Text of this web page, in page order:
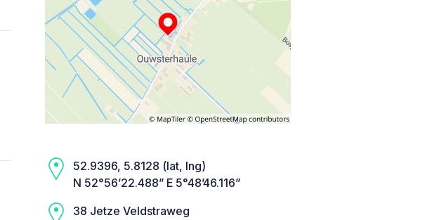
52.9396, 5.8128 (lat, lng)
N 52°56’22.488” E 5°48’46.116”
38 Jetze Veldstraweg